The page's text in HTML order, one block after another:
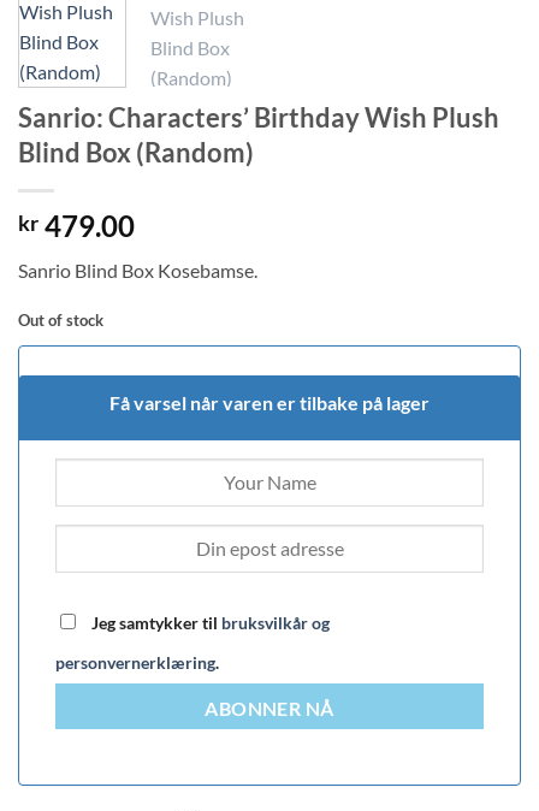
Sanrio: Characters’ Birthday Wish Plush
Blind Box (Random)
kr 479.00
Sanrio Blind Box Kosebamse.
Out of stock
Få varsel når varen er tilbake på lager
Jeg samtykker til bruksvilkår og
personvernerklæring.
ABONNER NÅ